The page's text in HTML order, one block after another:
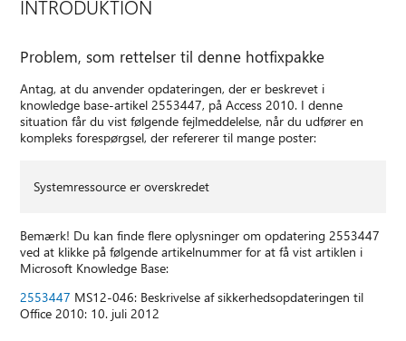
INTRODUKTION
Problem, som rettelser til denne hotfixpakke
Antag, at du anvender opdateringen, der er beskrevet i
knowledge base-artikel 2553447, på Access 2010. I denne
situation får du vist følgende fejlmeddelelse, når du udfører en
kompleks forespørgsel, der refererer til mange poster:
Systemressource er overskredet
Bemærk! Du kan finde flere oplysninger om opdatering 2553447
ved at klikke på følgende artikelnummer for at få vist artiklen i
Microsoft Knowledge Base:
2553447 MS12-046: Beskrivelse af sikkerhedsopdateringen til
Office 2010: 10. juli 2012